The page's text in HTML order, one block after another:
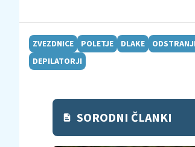
ZVEZDNICE POLETJE DLAKE
DEPILATORJI
SORODNI ČLANKI